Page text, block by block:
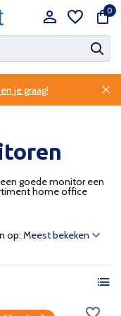
0
je graag!
goede monitor een
home office
op: